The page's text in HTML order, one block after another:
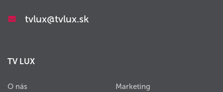
tvlux@tvlux.sk
TV LUX
O nás Marketing